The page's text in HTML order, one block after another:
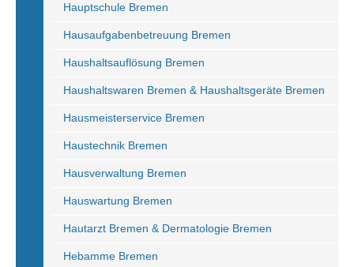
Hauptschule Bremen
Hausaufgabenbetreuung Bremen
Haushaltsauflösung Bremen
Haushaltswaren Bremen & Haushaltsgeräte Bremen
Hausmeisterservice Bremen
Haustechnik Bremen
Hausverwaltung Bremen
Hauswartung Bremen
Hautarzt Bremen & Dermatologie Bremen
Hebamme Bremen